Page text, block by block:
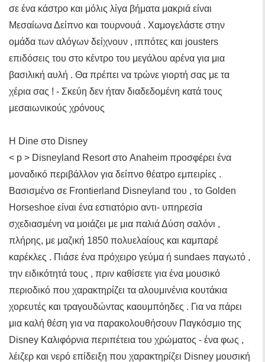
σε ένα κάστρο και μόλις λίγα βήματα μακριά είναι
Μεσαίωνα Δείπνο και τουρνουά . Χαμογελάστε στην
ομάδα των αλόγων δείχνουν , ιππότες και jousters
επιδόσεις του στο κέντρο του μεγάλου αρένα για μια
βασιλική αυλή . Θα πρέπει να τρώνε γιορτή σας με τα
χέρια σας ! - Σκεύη δεν ήταν διαδεδομένη κατά τους
μεσαιωνικούς χρόνους
Η Dine στο Disney
< p > Disneyland Resort στο Anaheim προσφέρει ένα
μοναδικό περιβάλλον για δείπνο θέατρο εμπειρίες .
Βασισμένο σε Frontierland Disneyland του , το Golden
Horseshoe είναι ένα εστιατόριο αντι- υπηρεσία
σχεδιασμένη να μοιάζει με μια παλιά Δύση σαλόνι ,
πλήρης, με μαζική 1850 πολυελαίους και καμπαρέ
καρέκλες . Πιάσε ένα πρόχειρο γεύμα ή sundaes παγωτό ,
την ειδικότητά τους , πριν καθίσετε για ένα μουσικό
περιοδικό που χαρακτηρίζει τα αλουμινένια κουτάκια
χορευτές και τραγουδώντας καουμπόηδες . Για να πάρει
μια καλή θέση για να παρακολουθήσουν Παγκόσμιο της
Disney Καλιφόρνια περιπέτεια του χρώματος - ένα φως ,
λέιζερ και νερό επίδειξη που χαρακτηρίζει Disney μουσική